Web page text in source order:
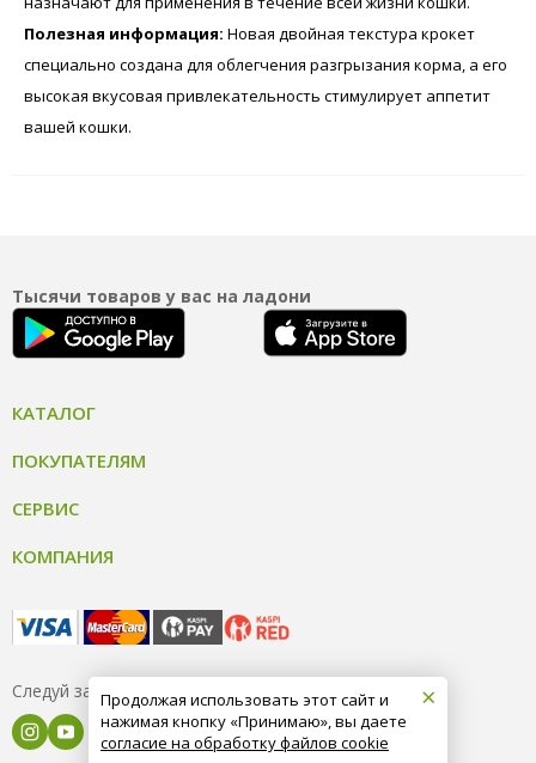
Полезная информация: Новая двойная текстура крокет
специально создана для облегчения разгрызания корма, а его
высокая вкусовая привлекательность стимулирует аппетит
вашей кошки.
Тысячи товаров у вас на ладони
КАТАЛОГ
ПОКУПАТЕЛЯМ
СЕРВИС
КОМПАНИЯ
Следуй за нами ×
Продолжая использовать этот сайт и
нажимая кнопку «Принимаю», вы даете
согласие на обработку файлов cookie